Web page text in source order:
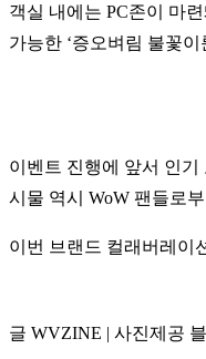
객실 내에는 PC존이 마
가능한 ‘증오벼림 불꽃
이벤트 진행에 앞서 인기
시물 역시 WoW 팬들로
이번 브랜드 컬래버레이
글 WVZINE | 사진제공